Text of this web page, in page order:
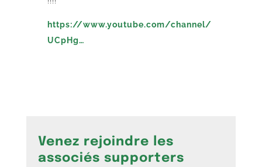
https://www.youtube.com/channel/
UCpHg…
Venez rejoindre les
associés supporters